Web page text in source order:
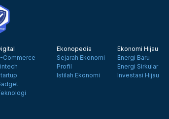
Commerce
Ekonopedia
Sejarah Ekonomi
Profil
Istilah Ekonomi
Ekonomi Hijau
Energi Baru
Energi Sirkular
Investasi Hijau